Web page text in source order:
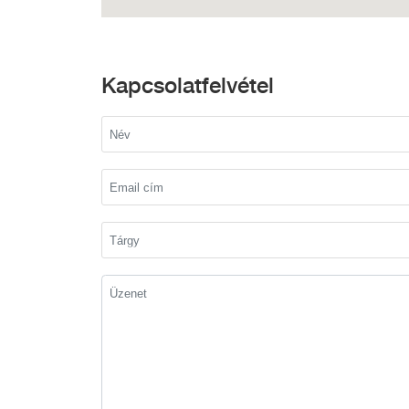
Kapcsolatfelvétel
Név
Email cím
Tárgy
Üzenet